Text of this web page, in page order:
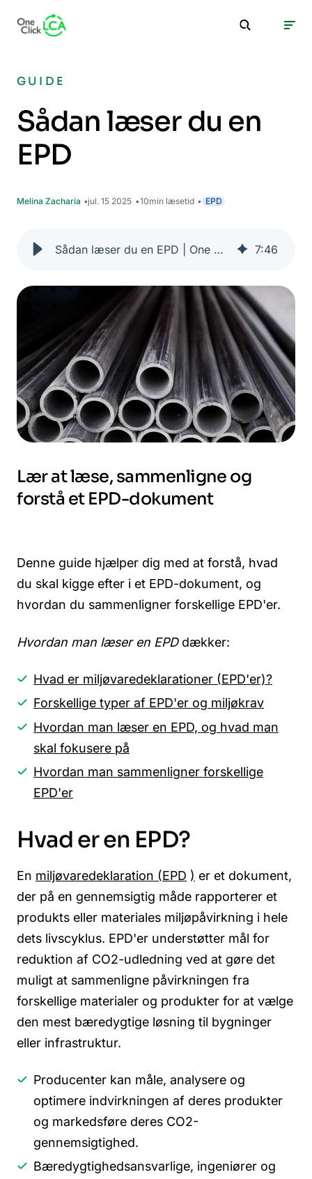
GUIDE
Sådan læser du en
EPD
Melina Zacharia jul. 15 2025 10min læsetid EPD
Sådan læser du en EPD | One Click LCA 7:46
Lær at læse, sammenligne og
forstå et EPD-dokument
Denne guide hjælper dig med at forstå, hvad
du skal kigge efter i et EPD-dokument, og
hvordan du sammenligner forskellige EPD'er.
Hvordan man læser en EPDdækker:
Hvad er miljøvaredeklarationer (EPD'er)?
Forskellige typer af EPD'er og miljøkrav
Hvordan man læser en EPD, og hvad man
skal fokusere på
Hvordan man sammenligner forskellige
EPD'er
Hvad er en EPD?
En miljøvaredeklaration (EPD ) er et dokument,
der på en gennemsigtig måde rapporterer et
produkts eller materiales miljøpåvirkning i hele
dets livscyklus. EPD'er understøtter mål for
reduktion af CO2-udledning ved at gøre det
muligt at sammenligne påvirkningen fra
forskellige materialer og produkter for at vælge
den mest bæredygtige løsning til bygninger
eller infrastruktur.
Producenter kan måle, analysere og
optimere indvirkningen af deres produkter
og markedsføre deres CO2-
gennemsigtighed.
Bæredygtighedsansvarlige, ingeniører og